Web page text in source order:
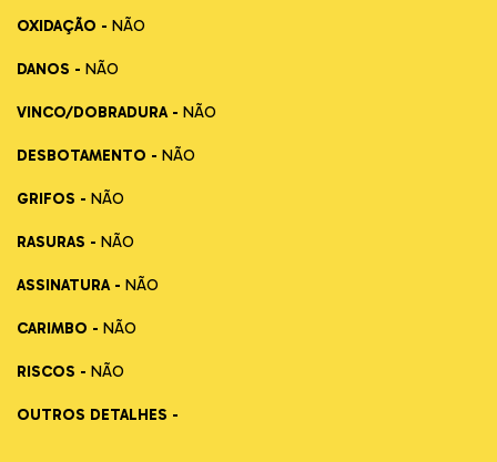
OXIDAÇÃO - NÃO
DANOS - NÃO
VINCO/DOBRADURA - NÃO
DESBOTAMENTO - NÃO
GRIFOS - NÃO
RASURAS - NÃO
ASSINATURA - NÃO
CARIMBO - NÃO
RISCOS - NÃO
OUTROS DETALHES -